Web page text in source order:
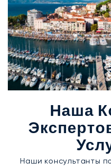
Наша
Наши консультанты